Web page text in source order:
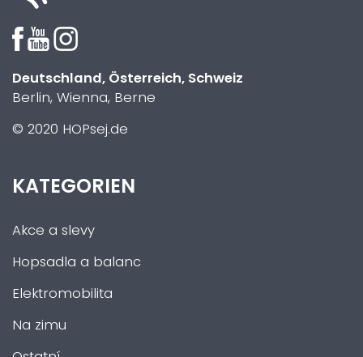
Deutschland, Österreich, Schweiz
Berlin, Wienna, Berne
© 2020 HOPsej.de
KATEGORIEN
Akce a slevy
Hopsadla a balanc
Elektromobilita
Na zimu